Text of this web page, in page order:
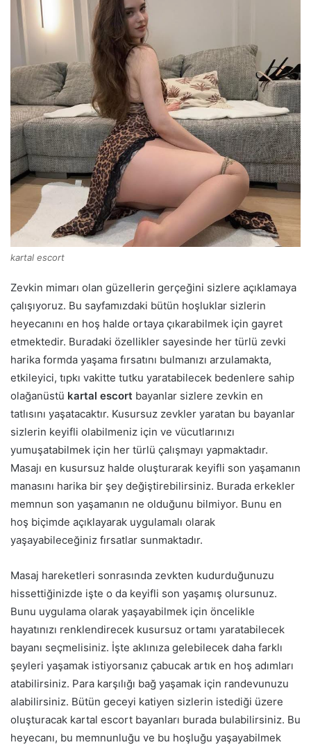
kartal escort
Zevkin mimarı olan güzellerin gerçeğini sizlere açıklamaya
çalışıyoruz. Bu sayfamızdaki bütün hoşluklar sizlerin
heyecanını en hoş halde ortaya çıkarabilmek için gayret
etmektedir. Buradaki özellikler sayesinde her türlü zevki
harika formda yaşama fırsatını bulmanızı arzulamakta,
etkileyici, tıpkı vakitte tutku yaratabilecek bedenlere sahip
olağanüstü kartal escort bayanlar sizlere zevkin en
tatlısını yaşatacaktır. Kusursuz zevkler yaratan bu bayanlar
sizlerin keyifli olabilmeniz için ve vücutlarınızı
yumuşatabilmek için her türlü çalışmayı yapmaktadır.
Masajı en kusursuz halde oluşturarak keyifli son yaşamanın
manasını harika bir şey değiştirebilirsiniz. Burada erkekler
memnun son yaşamanın ne olduğunu bilmiyor. Bunu en
hoş biçimde açıklayarak uygulamalı olarak
yaşayabileceğiniz fırsatlar sunmaktadır.
Masaj hareketleri sonrasında zevkten kudurduğunuzu
hissettiğinizde işte o da keyifli son yaşamış olursunuz.
Bunu uygulama olarak yaşayabilmek için öncelikle
hayatınızı renklendirecek kusursuz ortamı yaratabilecek
bayanı seçmelisiniz. İşte aklınıza gelebilecek daha farklı
şeyleri yaşamak istiyorsanız çabucak artık en hoş adımları
atabilirsiniz. Para karşılığı bağ yaşamak için randevunuzu
alabilirsiniz. Bütün geceyi katiyen sizlerin istediği üzere
oluşturacak kartal escort bayanları burada bulabilirsiniz. Bu
heyecanı, bu memnunluğu ve bu hoşluğu yaşayabilmek